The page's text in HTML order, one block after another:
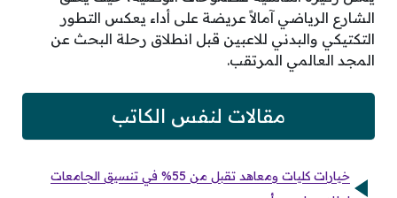
الشارع الرياضي آمالاً عريضة على أداء يعكس التطور
التكتيكي والبدني للاعبين قبل انطلاق رحلة البحث عن
المجد العالمي المرتقب.
مقالات لنفس الكاتب
خيارات كليات ومعاهد تقبل من 55% في تنسيق الجامعات